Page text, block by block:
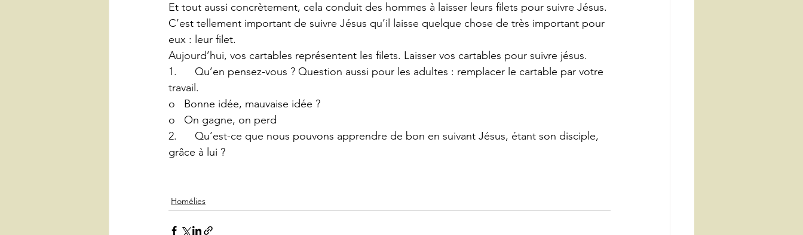
Et tout aussi concrètement, cela conduit des hommes à laisser leurs filets pour suivre Jésus.
C’est tellement important de suivre Jésus qu’il laisse quelque chose de très important pour
eux : leur filet.
Aujourd’hui, vos cartables représentent les filets. Laisser vos cartables pour suivre jésus.
1.      Qu’en pensez-vous ? Question aussi pour les adultes : remplacer le cartable par votre
travail.
o   Bonne idée, mauvaise idée ?
o   On gagne, on perd
2.      Qu’est-ce que nous pouvons apprendre de bon en suivant Jésus, étant son disciple,
grâce à lui ?
Homélies